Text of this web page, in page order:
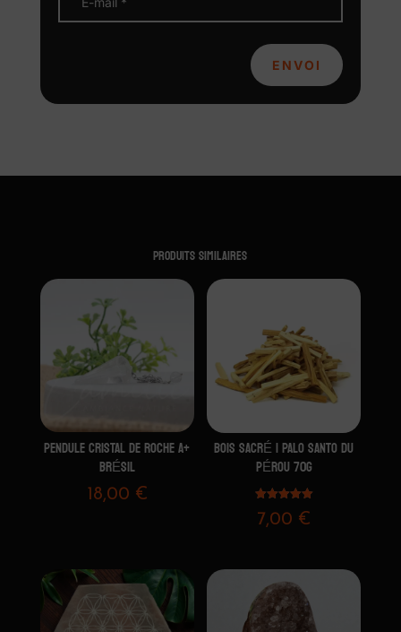
ENVOI
Produits similaires
PENDULE CRISTAL DE ROCHE A+
BRÉSIL
18,00 €
BOIS SACRÉ | PALO SANTO DU
PÉROU 70G
5.00
7,00 €